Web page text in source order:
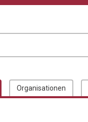
Organisationen